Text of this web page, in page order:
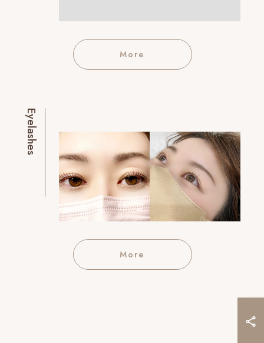
More
Eyelashes
More